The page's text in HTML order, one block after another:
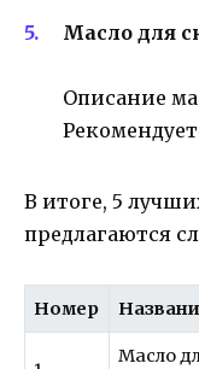
Масло для
Описание
В итоге, 5
предлагаются
Номер
Масло